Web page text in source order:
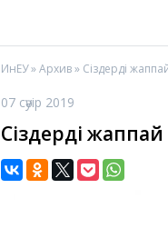
ИнЕУ»Архив» Сіздерді
07 сәуір 2019
Сіздерді жаппай